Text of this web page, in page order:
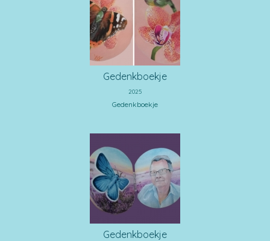
Gedenkboekje
2025
Gedenkboekje
Gedenkboekje